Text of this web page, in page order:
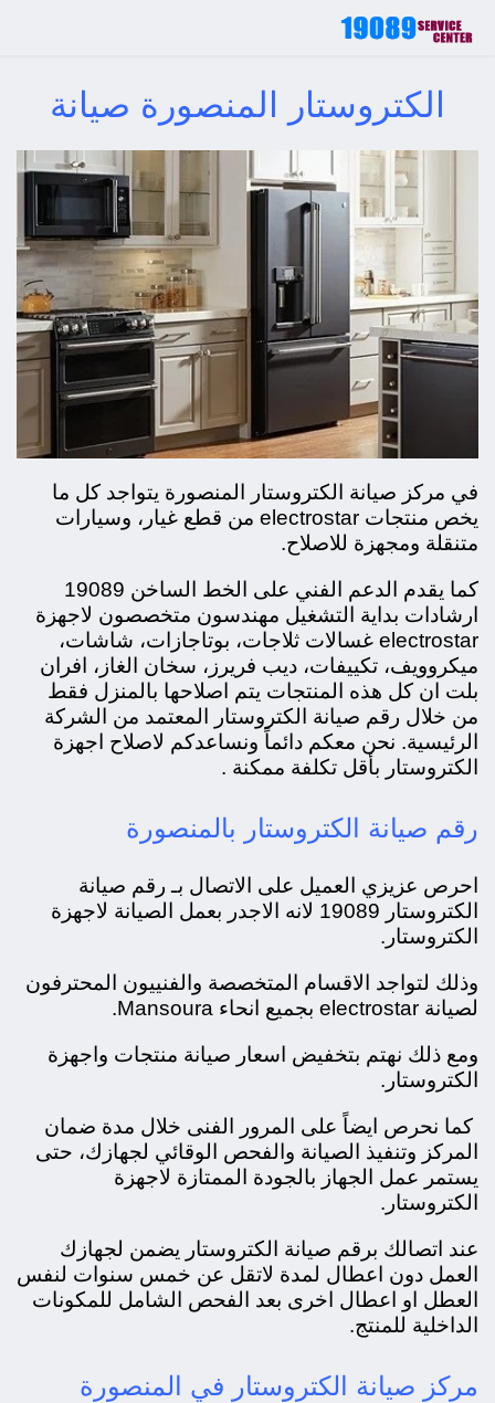
الكتروستار المنصورة صيانة
في مركز صيانة الكتروستار المنصورة يتواجد كل ما
يخص منتجات electrostar من قطع غيار، و
سيارات
متنقلة ومجهزة للاصلاح.
كما يقدم الدعم الفني على الخط الساخن 19089
ارشادات بداية التشغيل مهندسون متخصصون لاجهزة
electrostar غسالات ثلاجات، بوتاجازات، شاشات،
ميكروويف، تكييفات، ديب فريرز، سخان الغاز، افران
بلت ان كل هذه المنتجات يتم اصلاحها بالمنزل فقط
من خلال رقم صيانة الكتروستار المعتمد من الشركة
الرئيسية. نحن معكم دائماً ونساعدكم لاصلاح اجهزة
الكتروستار بأقل تكلفة ممكنة .
رقم صيانة الكتروستار بالمنصورة
احرص عزيزي العميل على الاتصال بـ رقم صيانة
الكتروستار 19089 لانه الاجدر بعمل الصيانة لاجهزة
الكتروستار.
وذلك لتواجد الاقسام المتخصصة والفنييون المحترفون
لصيانة electrostar بجميع انحاء Mansoura.
ومع ذلك نهتم بتخفيض اسعار صيانة منتجات واجهزة
الكتروستار.
كما نحرص ايضاً على المرور الفنى خلال مدة ضمان
المركز وتنفيذ الصيانة والفحص الوقائي لجهازك، حتى
يستمر عمل الجهاز بالجودة الممتازة لاجهزة
الكتروستار.
عند اتصالك برقم صيانة الكتروستار يضمن لجهازك
العمل دون اعطال لمدة لاتقل عن خمس سنوات لنفس
العطل او اعطال اخرى بعد الفحص الشامل للمكونات
الداخلية للمنتج.
مركز صيانة الكتروستار في المنصورة